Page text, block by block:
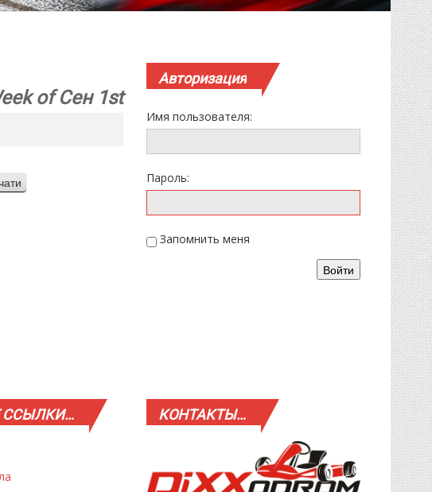
of Сен 1st
Авторизация
Имя пользователя:
Пароль:
Запомнить меня
Войти
КОНТАКТЫ…